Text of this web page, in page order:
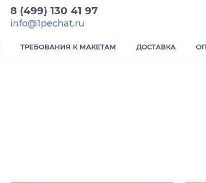
8 (499) 130 41 97
info@1pechat.ru
ТРЕБОВАНИЯ К МАКЕТАМ ДОСТАВКА